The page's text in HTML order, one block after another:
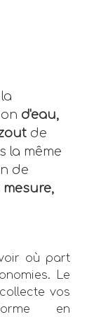
d'eau,
de
la même
de
mesure,
où part
Le
vos
en